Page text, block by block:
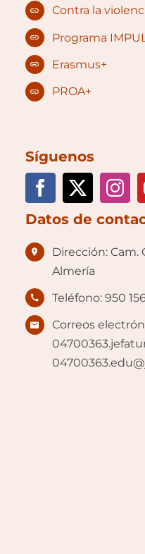
Contra la
Programa
Erasmus+
PROA+
Síguenos
Datos de
Dirección: Cam.
Almería
Teléfono: 950
Correos